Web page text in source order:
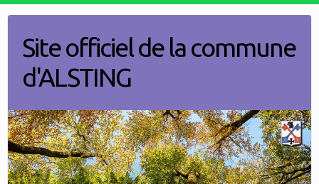
contentSite officiel de la commune
d'ALSTING